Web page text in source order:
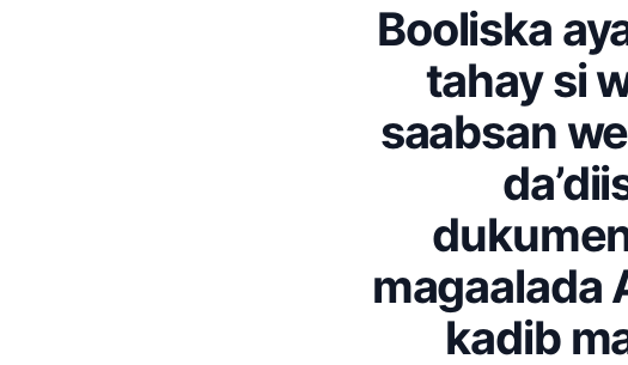
Booliska
tahay si
saabsan
magaalada
kadib